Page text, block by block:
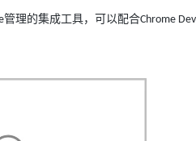
管理的集成工具，可以配合Chrome